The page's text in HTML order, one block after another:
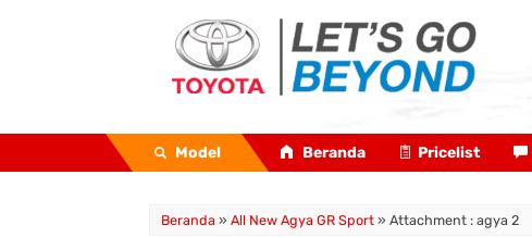
Model Beranda Pricelist
Beranda » All New Agya GR Sport » Attachment : agya 2